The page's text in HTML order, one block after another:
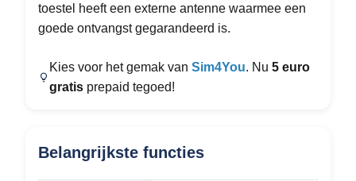
toestel heeft een externe antenne waarmee een
goede ontvangst gegarandeerd is.
Kies voor het gemak van Sim4You. Nu 5 euro
gratisprepaid tegoed!
Belangrijkste functies